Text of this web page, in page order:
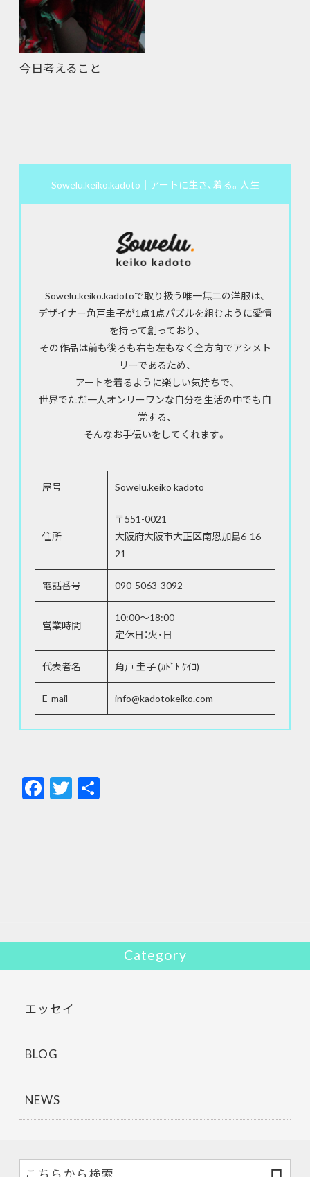
今日考えること
Sowelu.keiko.kadoto｜アートに生き、着る。人生
Sowelu.keiko.kadotoで取り扱う唯一無二の洋服は、
デザイナー角戸圭子が1点1点パズルを組むように愛情
を持って創っており、
その作品は前も後ろも右も左もなく全方向でアシメト
リーであるため、
アートを着るように楽しい気持ちで、
世界でただ一人オンリーワンな自分を生活の中でも自
覚する、
そんなお手伝いをしてくれます。
屋号 Sowelu.keiko kadoto
住所
〒551-0021
大阪府大阪市大正区南恩加島6-16-
21
電話番号 090-5063-3092
営業時間
10:00～18:00
定休日：火・日
代表者名 角戸 圭子 (ｶﾄﾞﾄ ｹｲｺ)
E-mail info@kadotokeiko.com
F
ac
T
w
Category
エッセイ
BLOG
NEWS